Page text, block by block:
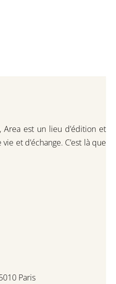
Area est un lieu d’édition et
vie et d’échange. C’est là que
Paris